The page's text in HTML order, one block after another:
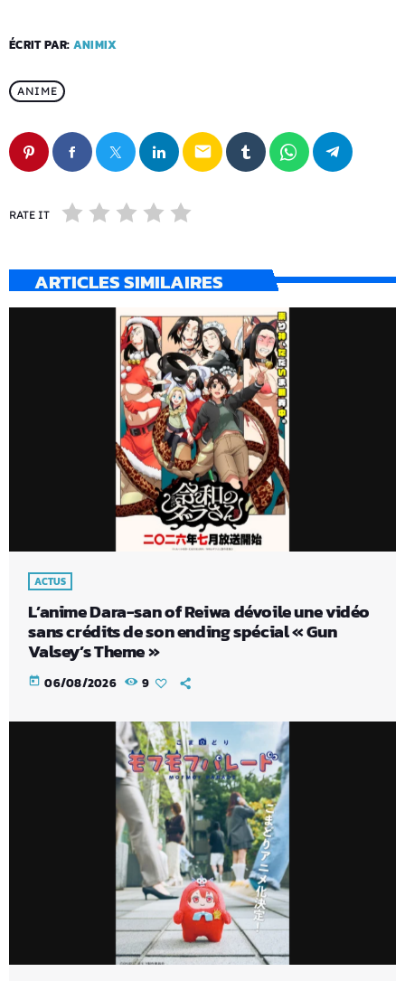
ÉCRIT PAR: ANIMIX
ANIME
email
RATE IT
ARTICLES SIMILAIRES
ACTUS
L’anime Dara-san of Reiwa dévoile une vidéo
sans crédits de son ending spécial « Gun
Valsey’s Theme »
today 06/08/2026 9